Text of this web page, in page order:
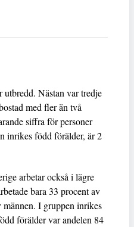
utbredd. Nästan var tredje
med fler än två
siffra för personer
inrikes född förälder, är 2
arbetar också i lägre
bara 33 procent av
I gruppen inrikes
förälder var andelen 84